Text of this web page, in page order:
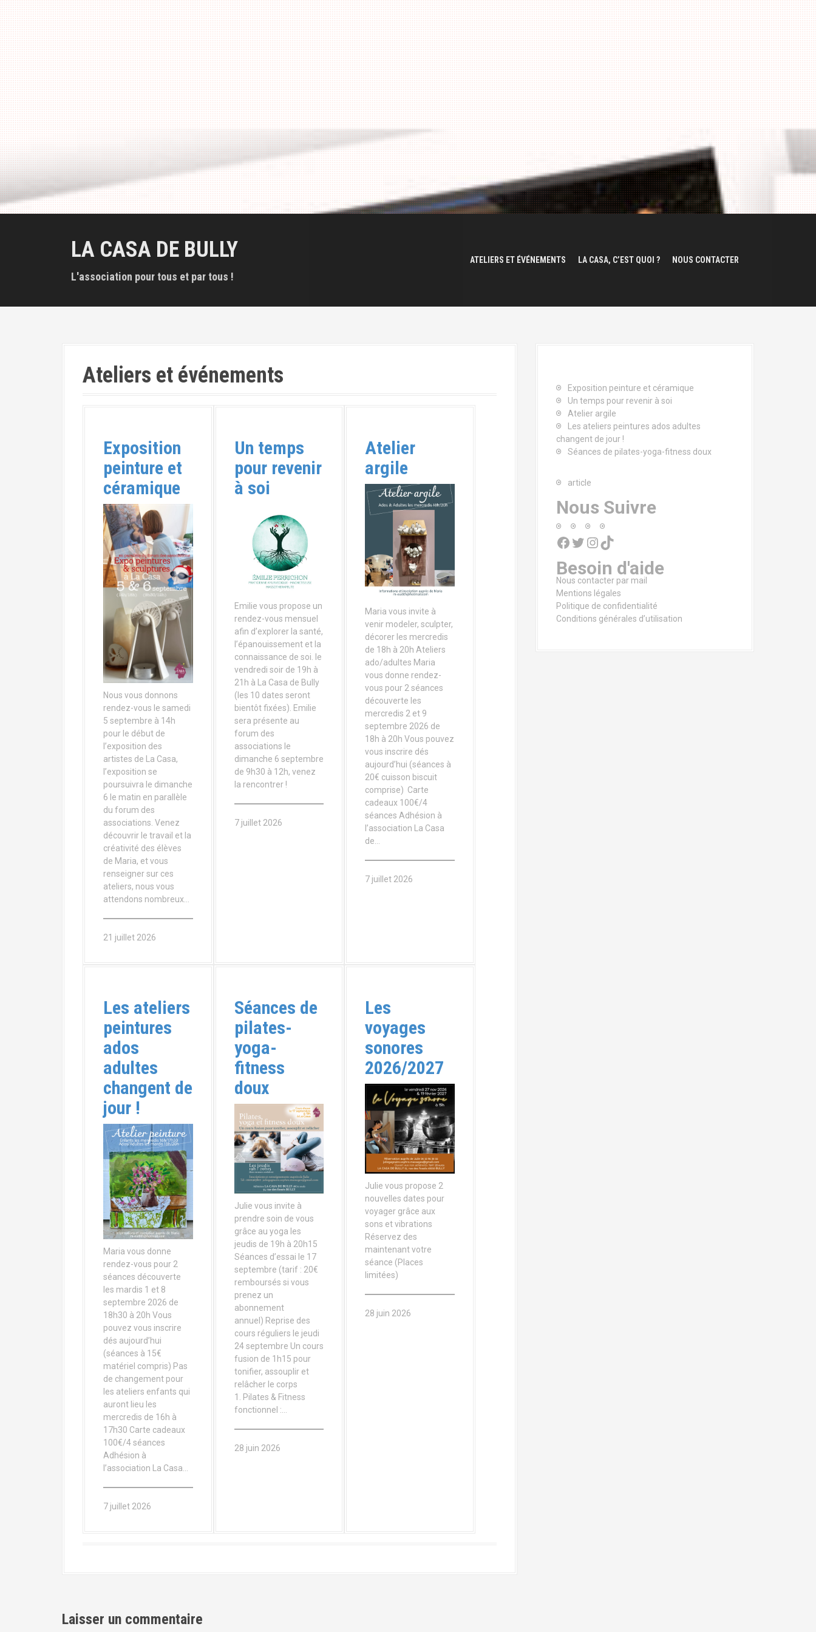
l
LA CASA DE BULLY
L'association pour tous et par tous !
ATELIERS ET ÉVÉNEMENTS LA CASA, C’EST QUOI ? NOUS CONTACTER
Ateliers et événements
Exposition
peinture et
céramique
Nous vous donnons
rendez-vous le samedi
5 septembre à 14h
pour le début de
l’exposition des
artistes de La Casa,
l’exposition se
poursuivra le dimanche
6 le matin en parallèle
du forum des
associations. Venez
découvrir le travail et la
créativité des élèves
de Maria, et vous
renseigner sur ces
ateliers, nous vous
attendons nombreux…
21 juillet 2026
Un temps
pour revenir
à soi
Emilie vous propose un
rendez-vous mensuel
afin d’explorer la santé,
l’épanouissement et la
connaissance de soi. le
vendredi soir de 19h à
21h à La Casa de Bully
(les 10 dates seront
bientôt fixées). Emilie
sera présente au
forum des
associations le
dimanche 6 septembre
de 9h30 à 12h, venez
la rencontrer !
7 juillet 2026
Atelier
argile
Maria vous invite à
venir modeler, sculpter,
décorer les mercredis
de 18h à 20h Ateliers
ado/adultes Maria
vous donne rendez-
vous pour 2 séances
découverte les
mercredis 2 et 9
septembre 2026 de
18h à 20h Vous pouvez
vous inscrire dés
aujourd’hui (séances à
20€ cuisson biscuit
comprise) Carte
cadeaux 100€/4
séances Adhésion à
l’association La Casa
de…
7 juillet 2026
Les ateliers
peintures
ados
adultes
changent de
jour !
Maria vous donne
rendez-vous pour 2
séances découverte
les mardis 1 et 8
septembre 2026 de
18h30 à 20h Vous
pouvez vous inscrire
dés aujourd’hui
(séances à 15€
matériel compris) Pas
de changement pour
les ateliers enfants qui
auront lieu les
mercredis de 16h à
17h30 Carte cadeaux
100€/4 séances
Adhésion à
l’association La Casa…
7 juillet 2026
Séances de
pilates-
yoga-
fitness
doux
Julie vous invite à
prendre soin de vous
grâce au yoga les
jeudis de 19h à 20h15
Séances d’essai le 17
septembre (tarif : 20€
remboursés si vous
prenez un
abonnement
annuel) Reprise des
cours réguliers le jeudi
24 septembre Un cours
fusion de 1h15 pour
tonifier, assouplir et
relâcher le corps
1. Pilates & Fitness
fonctionnel :…
28 juin 2026
Les
voyages
sonores
2026/2027
Julie vous propose 2
nouvelles dates pour
voyager grâce aux
sons et vibrations
Réservez des
maintenant votre
séance (Places
limitées)
28 juin 2026
Laisser un commentaire
Exposition peinture et céramique
Un temps pour revenir à soi
Atelier argile
Les ateliers peintures ados adultes
changent de jour !
Séances de pilates-yoga-fitness doux
article
Nous Suivre
Facebook Twitter InstagramTikTok
Besoin d'aide
Nous contacter par mail
Mentions légales
Politique de confidentialité
Conditions générales d’utilisation